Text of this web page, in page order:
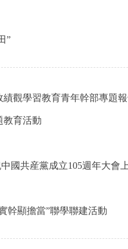
”
觀學習教育青年幹部專題
育活動
國共産黨成立105週年大會
幹顯擔當”聯學聯建活動